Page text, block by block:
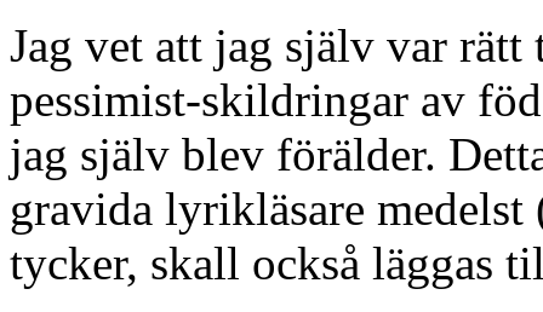
Jag vet att jag själv var
pessimist-skildringar av
jag själv blev förälder.
gravida lyrikläsare
tycker, skall också läggas